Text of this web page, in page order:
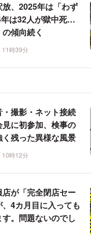
、2025年は「わず
は32人が獄中死…
の傾向続く
時39分
撮影・ネット接続
に初参加、検事の
残った異様な風景
時12分
が「完全閉店セー
4カ月目に入っても
。問題ないのでし